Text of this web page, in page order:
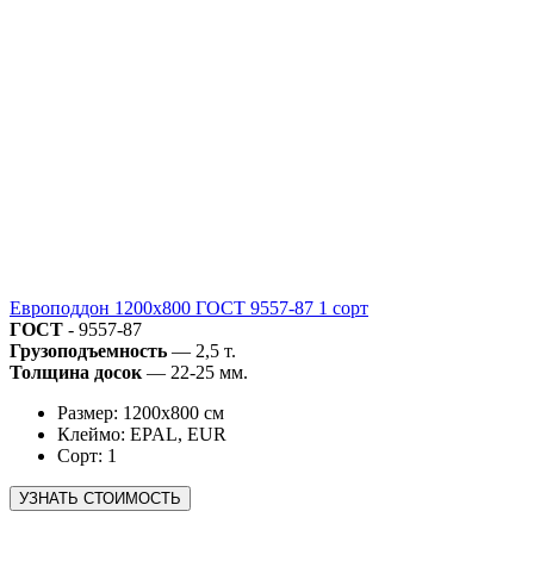
Европоддон 1200х800 ГОСТ 9557-87 1 сорт
ГОСТ - 9557-87
Грузоподъемность — 2,5 т.
Толщина досок — 22-25 мм.
Размер: 1200х800 см
Клеймо: EPAL, EUR
Сорт: 1